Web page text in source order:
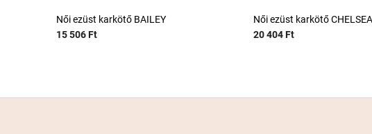
Női ezüst karkötő BAILEY
15 506 Ft
Női ezüst karkötő CHELSEA
20 404 Ft